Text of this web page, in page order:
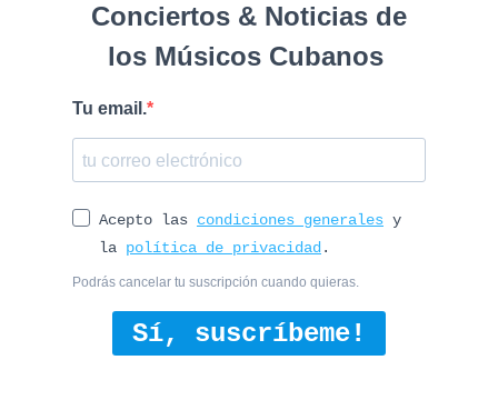
Conciertos & Noticias de
los Músicos Cubanos
Tu email.
Acepto las condiciones generales y
la política de privacidad.
Podrás cancelar tu suscripción cuando quieras.
Sí, suscríbeme!